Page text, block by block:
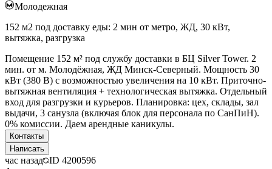
Молодежная
152 м2 под доставку еды: 2 мин от метро, ЖД, 30 кВт,
вытяжка, разгрузка
Помещение 152 м² под службу доставки в БЦ Silver Tower. 2
мин. от м. Молодёжная, ЖД Минск-Северный. Мощность 30
кВт (380 В) с возможностью увеличения на 10 кВт. Приточно-
вытяжная вентиляция + технологическая вытяжка. Отдельный
вход для разгрузки и курьеров. Планировка: цех, склады, зал
выдачи, 3 санузла (включая блок для персонала по СанПиН).
0% комиссии. Даем арендные каникулы.
Контакты
Написать
час назад ID 4200596